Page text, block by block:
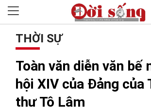
THỜI SỰ
Toàn văn diễn văn bế
hội XIV của Đảng của
thư Tô Lâm